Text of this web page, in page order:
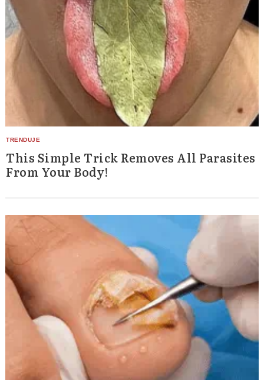
This Simple Trick Removes All Parasites
From Your Body!